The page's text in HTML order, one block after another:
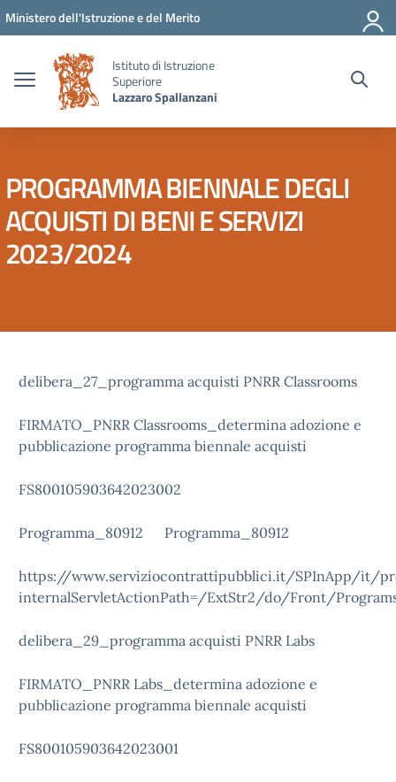
Vai ai contenuti
Vai al menu di navigazione
Vai al footer
Ministero dell'Istruzione e del Merito
Istituto di Istruzione
Superiore
Lazzaro Spallanzani
PROGRAMMA BIENNALE DEGLI
ACQUISTI DI BENI E SERVIZI
2023/2024
delibera_27_programma acquisti PNRR Classrooms
FIRMATO_PNRR Classrooms_determina adozione e
pubblicazione programma biennale acquisti
FS800105903642023002
Programma_80912 Programma_80912
https://www.serviziocontrattipubblici.it/SPInApp/it/
internalServletActionPath=/ExtStr2/do/Front/
delibera_29_programma acquisti PNRR Labs
FIRMATO_PNRR Labs_determina adozione e
pubblicazione programma biennale acquisti
FS800105903642023001